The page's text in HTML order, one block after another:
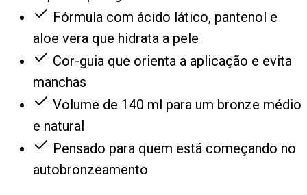
Fórmula com ácido lático, pantenol e
aloe vera que hidrata a pele
Cor-guia que orienta a aplicação e evita
manchas
Volume de 140 ml para um bronze médio
e natural
Pensado para quem está começando no
autobronzeamento